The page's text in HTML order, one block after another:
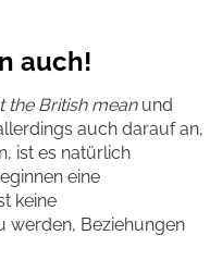
auch!
the British mean und
auch darauf an,
ist es natürlich
eine
keine
werden, Beziehungen